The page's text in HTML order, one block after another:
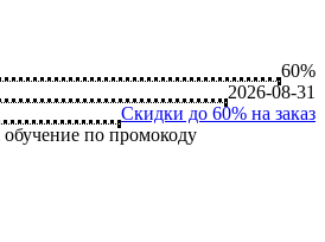
60%
2026-08-31
Скидки до 60% на заказ
по промокоду